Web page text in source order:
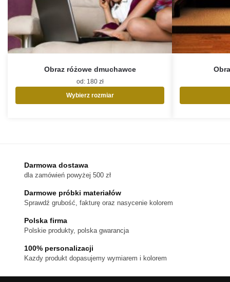
Obraz różowe dmuchawce
od: 180 zł
Wybierz rozmiar
wybrać
stronie
produktu
Darmowa dostawa
dla zamówień powyżej 500 zł
Darmowe próbki materiałów
Sprawdź grubość, fakturę oraz nasycenie kolorem
Polska firma
Polskie produkty, polska gwarancja
100% personalizacji
Kazdy produkt dopasujemy wymiarem i kolorem